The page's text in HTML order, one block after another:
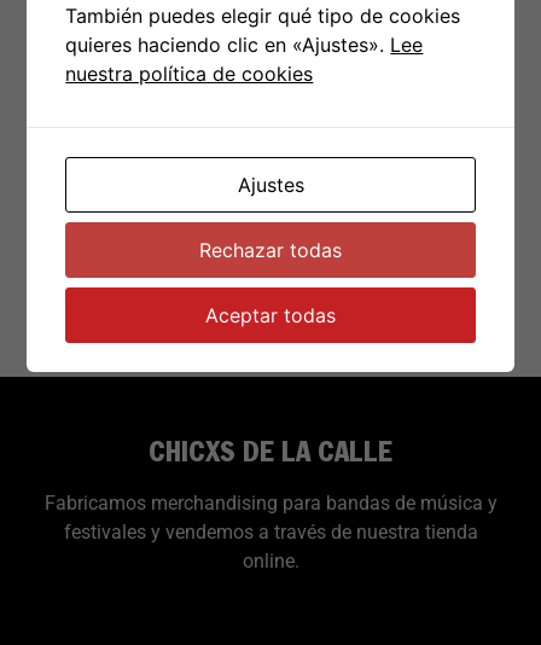
LP HABEAS
CORPUS – Otra
vuelta de tuerca
€18.00
Añadir al carrito
CHICXS DE LA CALLE
Fabricamos merchandising para bandas de música y
festivales y vendemos a través de nuestra tienda
online.
También puedes elegir qué tipo de cookies
quieres haciendo clic en «Ajustes». Lee
nuestra política de cookies
Ajustes
Rechazar todas
Aceptar todas